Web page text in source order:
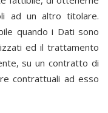
ad un altro titolare.
quando i Dati sono
ed il trattamento
su un contratto di
contrattuali ad esso